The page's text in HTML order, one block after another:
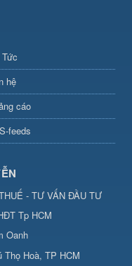
hệ
cáo
feeds
- TƯ VẤN ĐẦU TƯ
Tp HCM
Oanh
Thọ Hoà, TP HCM